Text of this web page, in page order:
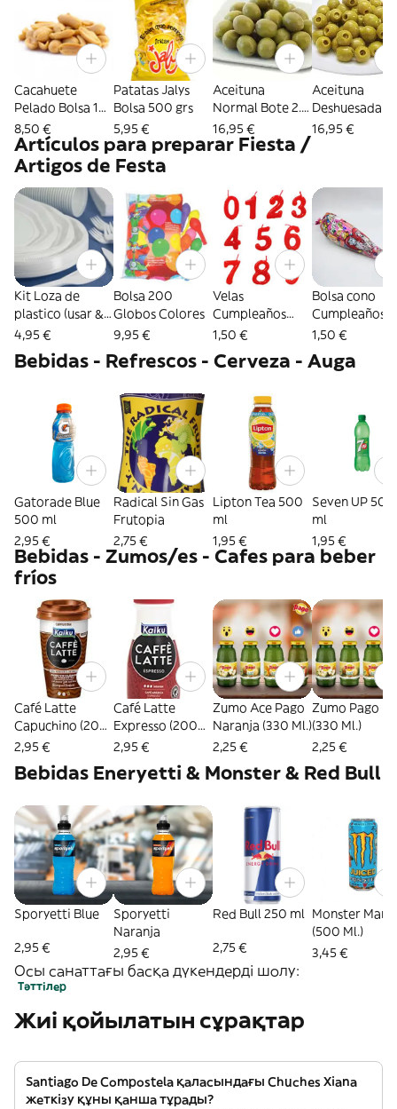
Cacahuete
Pelado Bolsa 1
kg
8,50 €
Patatas Jalys
Bolsa 500 grs
5,95 €
Aceituna
Normal Bote 2.4
kg
16,95 €
Aceituna
Deshuesada
Bote 2.4 kg
16,95 €
Artículos para preparar Fiesta /
Artigos de Festa
Kit Loza de
plastico (usar &
tirar)
4,95 €
Bolsa 200
Globos Colores
9,95 €
Velas
Cumpleaños
Número
1,50 €
Bolsa cono
Cumpleaños
1,50 €
Bebidas - Refrescos - Cerveza - Auga
Gatorade Blue
500 ml
2,95 €
Radical Sin Gas
Frutopia
2,75 €
Lipton Tea 500
ml
1,95 €
Seven UP 500
ml
1,95 €
Bebidas - Zumos/es - Cafes para beber
fríos
Café Latte
Capuchino (200
Ml.)
2,95 €
Café Latte
Expresso (200
Ml.)
2,95 €
Zumo Ace Pago
Naranja (330 Ml.)
2,25 €
Zumo Pago
(330 Ml.)
2,25 €
Bebidas Eneryetti & Monster & Red Bull
Sporyetti Blue
2,95 €
Sporyetti
Naranja
2,95 €
Red Bull 250 ml
2,75 €
Monster
(500 Ml.)
3,45 €
Осы санаттағы басқа дүкендерді шолу:
Тәттілер
Жиі қойылатын сұрақтар
Santiago De Compostela қаласындағы Chuches Xiana
жеткізу құны қанша тұрады?